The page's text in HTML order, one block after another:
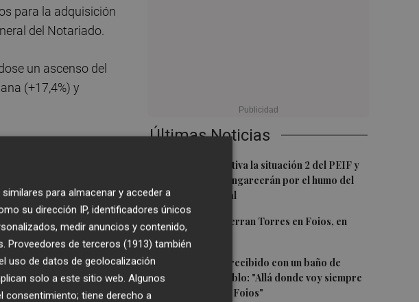
Últimas Noticias
Emergencias activa la situación 2 del PEIF y
confina Sierra Engarcerán por el humo del
incendio forestal
2El homenaje a Ferran Torres en Foios, en
imágenes
3
Ferran Torres, recibido con un baño de
masas en su pueblo: "Allá donde voy siempre
digo que soy de Foios"
para la adquisición
del Notariado.
un ascenso del
(+17,4%) y
las 41.407
unidades.
mes del año
las viviendas tipo
para almacenar y acceder a
su dirección IP, identificadores únicos
medir anuncios y contenido,
Proveedores de terceros (1913) también
uso de datos de geolocalización
solo a este sitio web. Algunos
consentimiento; tiene derecho a